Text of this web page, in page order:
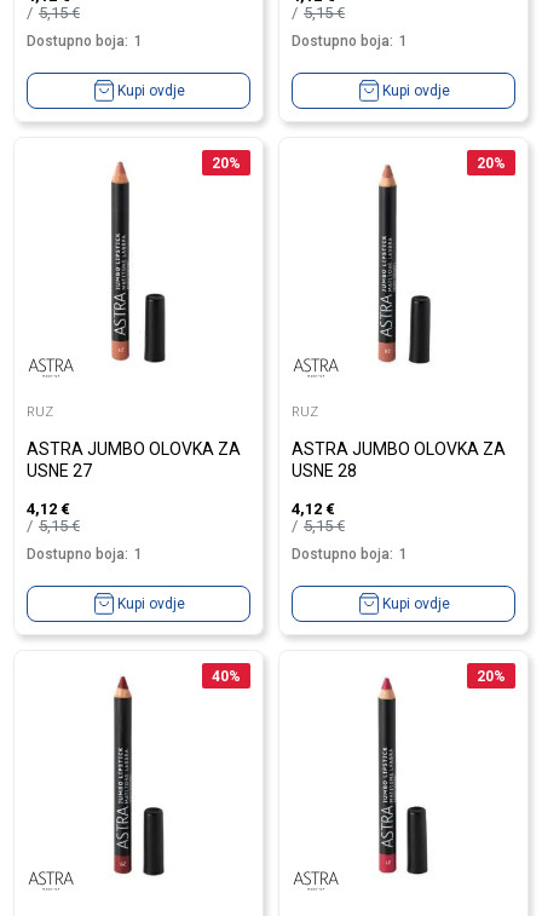
5,15€
Dostupno boja: 1
Kupi ovdje
5,15€
Dostupno boja: 1
Kupi ovdje
20%
RUZ
ASTRA JUMBO OLOVKA ZA
USNE 27
4,12 €
5,15€
Dostupno boja: 1
Kupi ovdje
20%
RUZ
ASTRA JUMBO OLOVKA ZA
USNE 28
4,12 €
5,15€
Dostupno boja: 1
Kupi ovdje
40% 20%